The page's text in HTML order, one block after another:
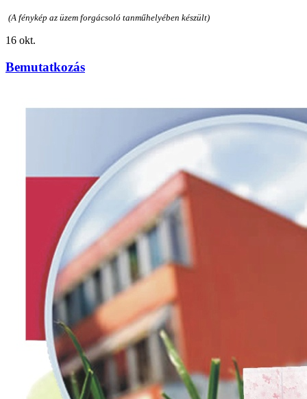
(A fénykép az üzem forgácsoló tanműhelyében készült)
16 okt.
Bemutatkozás